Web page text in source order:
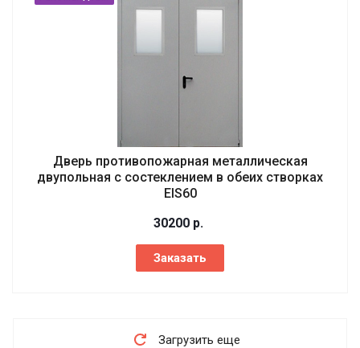
Дверь противопожарная металлическая
двупольная с состеклением в обеих створках
EIS60
30200 р.
Заказать
Загрузить еще